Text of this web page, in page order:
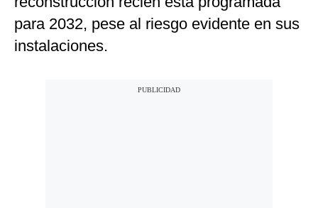
para 2032, pese al riesgo evidente en sus
instalaciones.